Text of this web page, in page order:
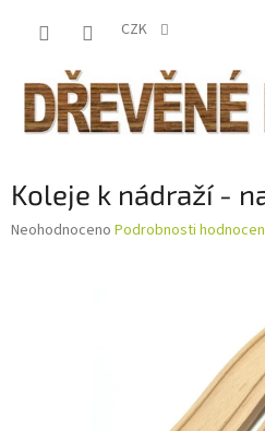
CZK
Koleje k nádraží -
Průměrné
Neohodnoceno Podrobnosti